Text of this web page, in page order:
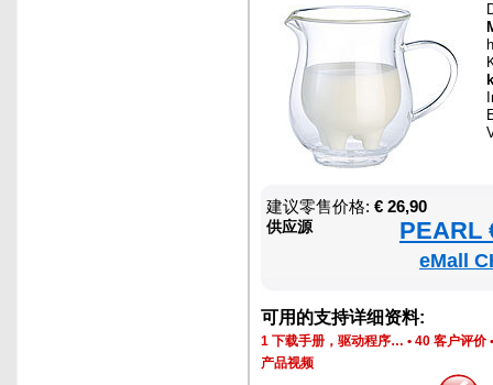
建议零售价格: € 26,90
供应源 PEARL
eMall
可用的支持详细资料:
1 下载手册，驱动程序… • 40 客户评价
产品视频